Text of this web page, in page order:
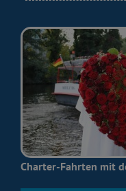
Charter-Fahrten mit